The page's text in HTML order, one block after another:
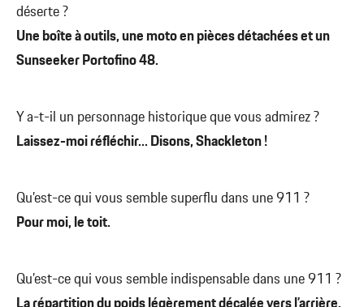
déserte ?
Une boîte à outils, une moto en pièces détachées et un
Sunseeker Portofino 48.
Y a-t-il un personnage historique que vous admirez ?
Laissez-moi réfléchir... Disons, Shackleton !
Qu’est-ce qui vous semble superflu dans une 911 ?
Pour moi, le toit.
Qu’est-ce qui vous semble indispensable dans une 911 ?